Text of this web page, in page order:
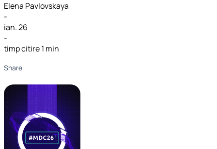
Elena Pavlovskaya
-
ian. 26
-
timp citire 1 min
Share